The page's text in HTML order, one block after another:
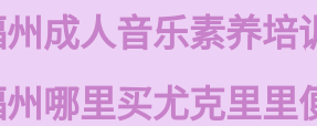
成人音乐素养培
哪里买尤克里里